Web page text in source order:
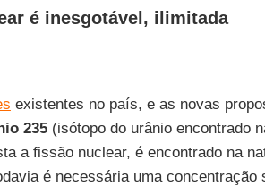
é inesgotável, ilimitada
existentes no país, e as novas
235(isótopo do urânio encontrado
a fissão nuclear, é encontrado na
é necessária uma concentração